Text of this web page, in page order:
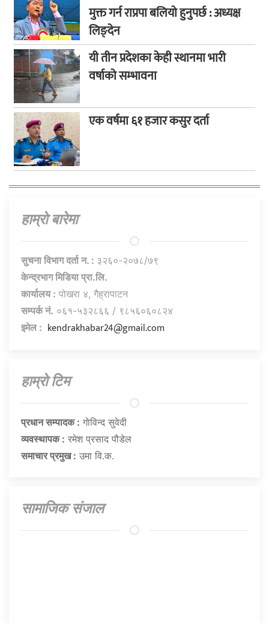
मुक्त गर्न राप्रपा बलियो हुनुपर्छ : अध्यक्ष
लिङ्देन
यी तीन प्रदेशका केही स्थानमा भारी
वर्षाको सम्भावना
एक वर्षमा ६१ हजार कसुर दर्ता
हाम्राे बारेमा
सुचना विभाग दर्ता न. : ३२६०-२०७८/७९
केन्द्रभाग मिडिया प्रा.लि.
कार्यालय : पोखरा ४, गैह्रापाटन
सम्पर्क नं. ०६१-५३२८६६ / ९८५६०६०८२४
इमेल : kendrakhabar24@gmail.com
हाम्राे टिम
प्रधान सम्पादक : गाेविन्द सुवेदी
व्यवस्थापक : रमेश प्रसाद पौडेल
समाचार प्रमुख : उमा वि.क.
सामाजिक संजाल